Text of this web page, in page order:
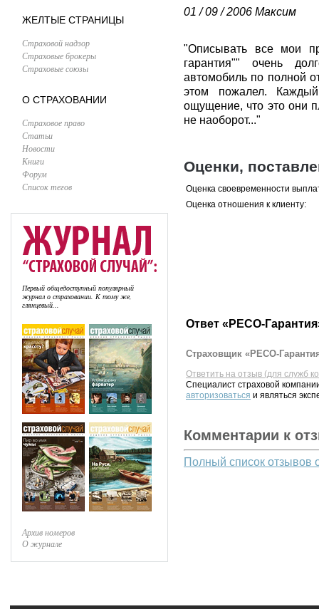
ЖЕЛТЫЕ СТРАНИЦЫ
Страховой надзор
Страховые брокеры
Страховые союзы
О СТРАХОВАНИИ
Страховое право
Статьи
Новости
Книги
Форум
Список тегов
Первый общедоступный популярный
журнал о страховании. К тому же,
глянцевый...
Архив номеров
О журнале
01 / 09 / 2006 Максим
"Описывать все мои
гарантия"" очень
автомобиль по полной
этом пожалел.
ощущение, что это они
не наоборот..."
Оценки,
Оценка своевременности
Оценка отношения к клиенту:
Ответ «РЕСО-
Страховщик «РЕСО-
Ответить на отзыв (для служб
Специалист страховой
авторизоваться и являться
Комментарии к
Полный список отзывов